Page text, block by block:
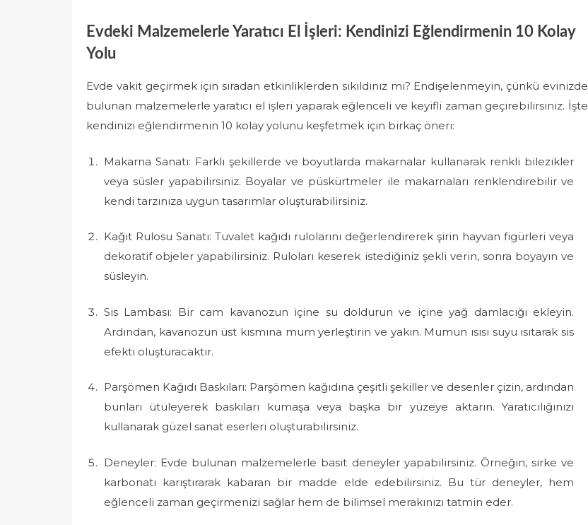
Evdeki Malzemelerle Yaratıcı El İşleri: Kendinizi Eğlendirmenin 10 Kolay
Yolu
Evde vakit geçirmek için sıradan etkinliklerden sıkıldınız mı? Endişelenmeyin, çünkü evinizde
bulunan malzemelerle yaratıcı el işleri yaparak eğlenceli ve keyifli zaman geçirebilirsiniz. İşte
kendinizi eğlendirmenin 10 kolay yolunu keşfetmek için birkaç öneri:
Makarna Sanatı: Farklı şekillerde ve boyutlarda makarnalar kullanarak renkli bilezikler
veya süsler yapabilirsiniz. Boyalar ve püskürtmeler ile makarnaları renklendirebilir ve
kendi tarzınıza uygun tasarımlar oluşturabilirsiniz.
Kağıt Rulosu Sanatı: Tuvalet kağıdı rulolarını değerlendirerek şirin hayvan figürleri veya
dekoratif objeler yapabilirsiniz. Ruloları keserek istediğiniz şekli verin, sonra boyayın ve
süsleyin.
Sis Lambası: Bir cam kavanozun içine su doldurun ve içine yağ damlacığı ekleyin.
Ardından, kavanozun üst kısmına mum yerleştirin ve yakın. Mumun ısısı suyu ısıtarak sis
efekti oluşturacaktır.
Parşömen Kağıdı Baskıları: Parşömen kağıdına çeşitli şekiller ve desenler çizin, ardından
bunları ütüleyerek baskıları kumaşa veya başka bir yüzeye aktarın. Yaratıcılığınızı
kullanarak güzel sanat eserleri oluşturabilirsiniz.
Deneyler: Evde bulunan malzemelerle basit deneyler yapabilirsiniz. Örneğin, sirke ve
karbonatı karıştırarak kabaran bir madde elde edebilirsiniz. Bu tür deneyler, hem
eğlenceli zaman geçirmenizi sağlar hem de bilimsel merakınızı tatmin eder.